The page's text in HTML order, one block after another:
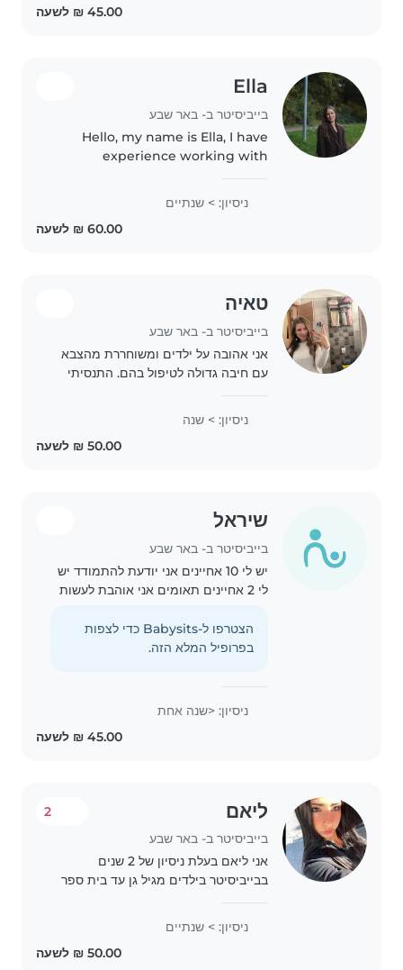
Ella
בייביסיטר ב- באר שבע
Hello, my name is Ella, I have
experience working with
and nephews whom I often
looked after. I know Ukrainian,
ניסיון: > שנתיים
טאיה
בייביסיטר ב- באר שבע
אני אהובה על ילדים ומשוחררת מהצבא
עם חיבה גדולה לטיפול בהם. התנסיתי
ניסיון: > שנה
שיראל
בייביסיטר ב- באר שבע
יש לי 10 אחיינים אני יודעת להתמודד יש
לי 2 אחיינים תאומים אני אוהבת לעשות
יכולה לפעמים להכין פנקייקיםהצטרפו ל-Babysits כדי לצפות
בפרופיל המלא הזה.
ניסיון: <שנה אחת
ליאם
בייביסיטר ב- באר שבע
2
אני ליאם בעלת ניסיון של 2 שנים
בבייביסיטר בילדים מגיל גן עד בית ספר
אם זה בסיוע בשיעורי בית, פעילויות
ניסיון: > שנתיים